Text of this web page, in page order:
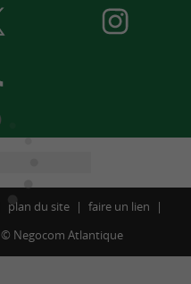
plan du site
faire un lien
© Negocom Atlantique